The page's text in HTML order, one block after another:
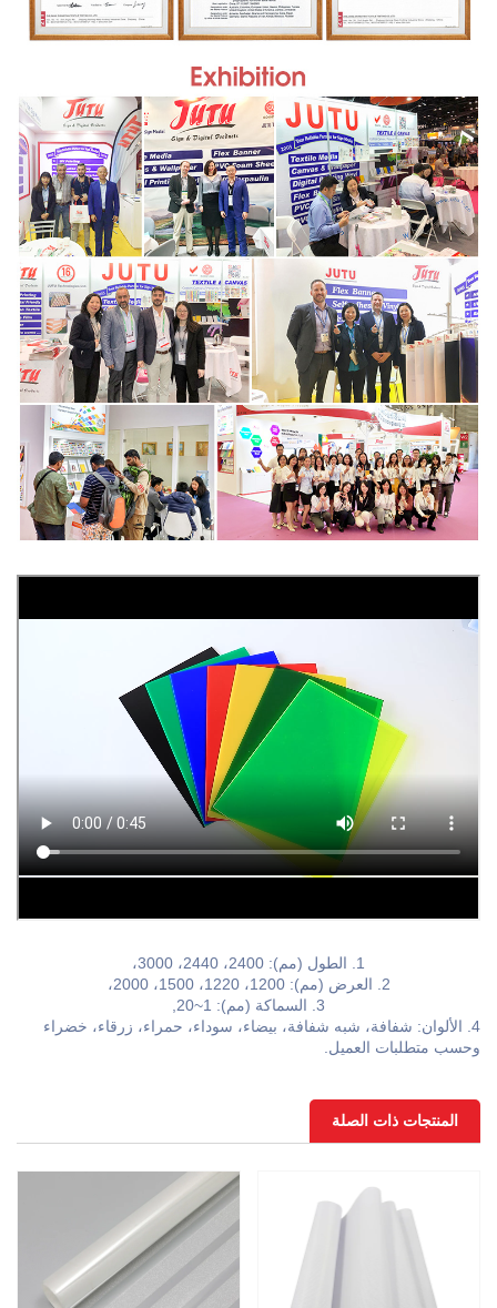
1. الطول (مم): 2400، 2440، 3000،
2. العرض (مم): 1200، 1220، 1500، 2000،
3. السماكة (مم): 1~20,
4. الألوان: شفافة، شبه شفافة، بيضاء، سوداء، حمراء، زرقاء، خضراء
وحسب متطلبات العميل.
المنتجات ذات الصلة